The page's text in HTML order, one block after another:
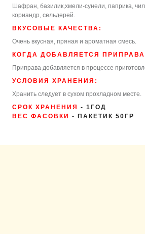
Шафран, базилик,хмели-сунели, паприка,
кориандр, сельдерей.
ВКУСОВЫЕ КАЧЕСТВА:
Очень вкусная, пряная и ароматная смесь.
КОГДА ДОБАВЛЯЕТСЯ
Приправа добавляется в процессе
УСЛОВИЯ ХРАНЕНИЯ:
Хранить следует в сухом прохладном месте.
СРОК ХРАНЕНИЯ
- 1ГОД
ВЕС ФАСОВКИ
- ПАКЕТИК 50ГР